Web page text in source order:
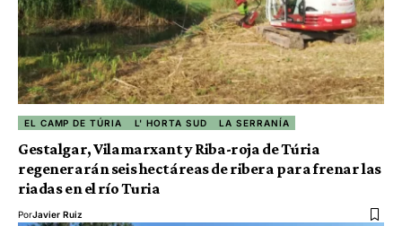
EL CAMP DE TÚRIA L' HORTA SUD LA SERRANÍA
Gestalgar, Vilamarxant y Riba-roja de Túria
regenerarán seis hectáreas de ribera para frenar las
riadas en el río Turia
PorJavier Ruiz